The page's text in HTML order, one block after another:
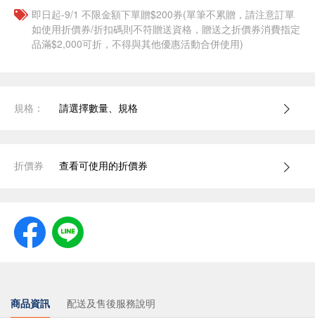
即日起-9/1 不限金額下單贈$200券(單筆不累贈，請注意訂單
如使用折價券/折扣碼則不符贈送資格，贈送之折價券消費指定
品滿$2,000可折，不得與其他優惠活動合併使用)
規格： 請選擇數量、規格
折價券 查看可使用的折價券
商品資訊 配送及售後服務說明